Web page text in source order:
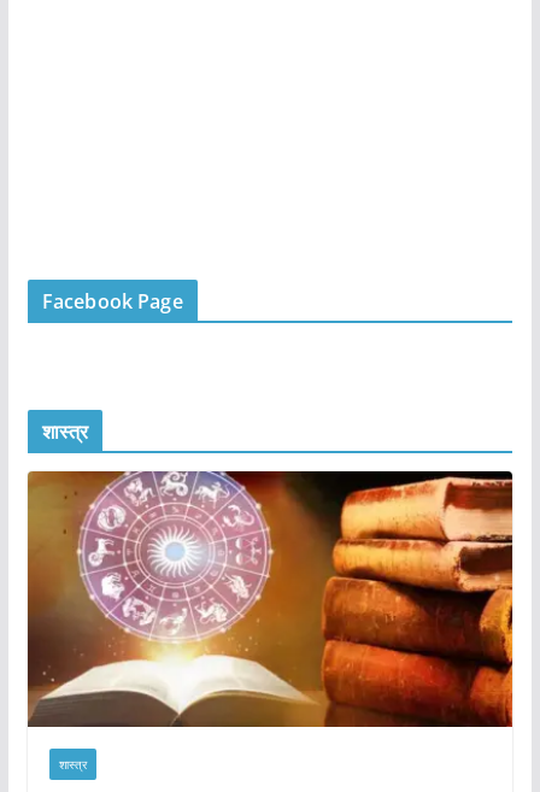
Facebook Page
शास्त्र
शास्त्र